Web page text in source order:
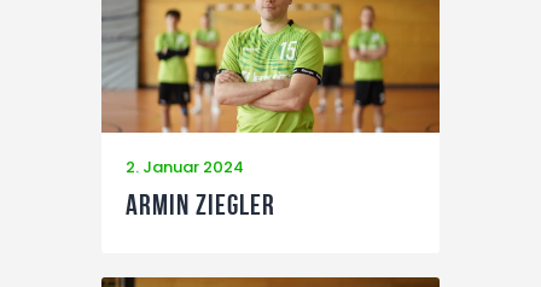
Über uns
Mannschaften
News/Events
Kontakt
2. Januar 2024
Armin Ziegler